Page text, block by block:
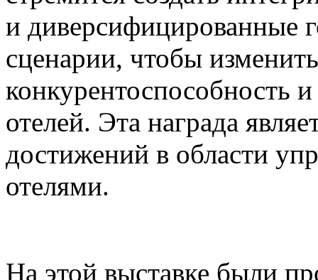
и диверсифицированные
сценарии, чтобы
конкурентоспособность
отелей. Эта награда
достижений в области
отелями.
На этой выставке были